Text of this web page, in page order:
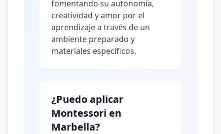
fomentando su autonomía,
creatividad y amor por el
aprendizaje a través de un
ambiente preparado y
materiales específicos.
¿Puedo aplicar
Montessori en
Marbella?